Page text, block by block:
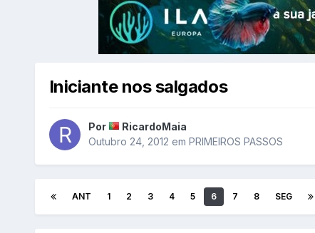
Iniciante nos salgados
Por
RicardoMaia
Outubro 24, 2012 em PRIMEIROS PASSOS
ANT 1 2 3 4 5 6 7 8 SEG